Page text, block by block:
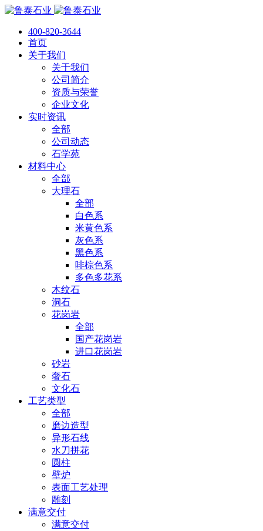
400-820-3644
首页
关于我们
关于我们
公司简介
资质与荣誉
企业文化
实时资讯
全部
公司动态
石学苑
材料中心
全部
大理石
全部
白色系
米黄色系
灰色系
黑色系
啡棕色系
多色多花系
木纹石
洞石
花岗岩
全部
国产花岗岩
进口花岗岩
砂岩
奢石
文化石
工艺类型
全部
磨边造型
异形石线
水刀拼花
圆柱
壁炉
表面工艺处理
雕刻
满意交付
满意交付